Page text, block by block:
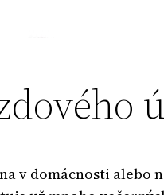
v domácnosti alebo